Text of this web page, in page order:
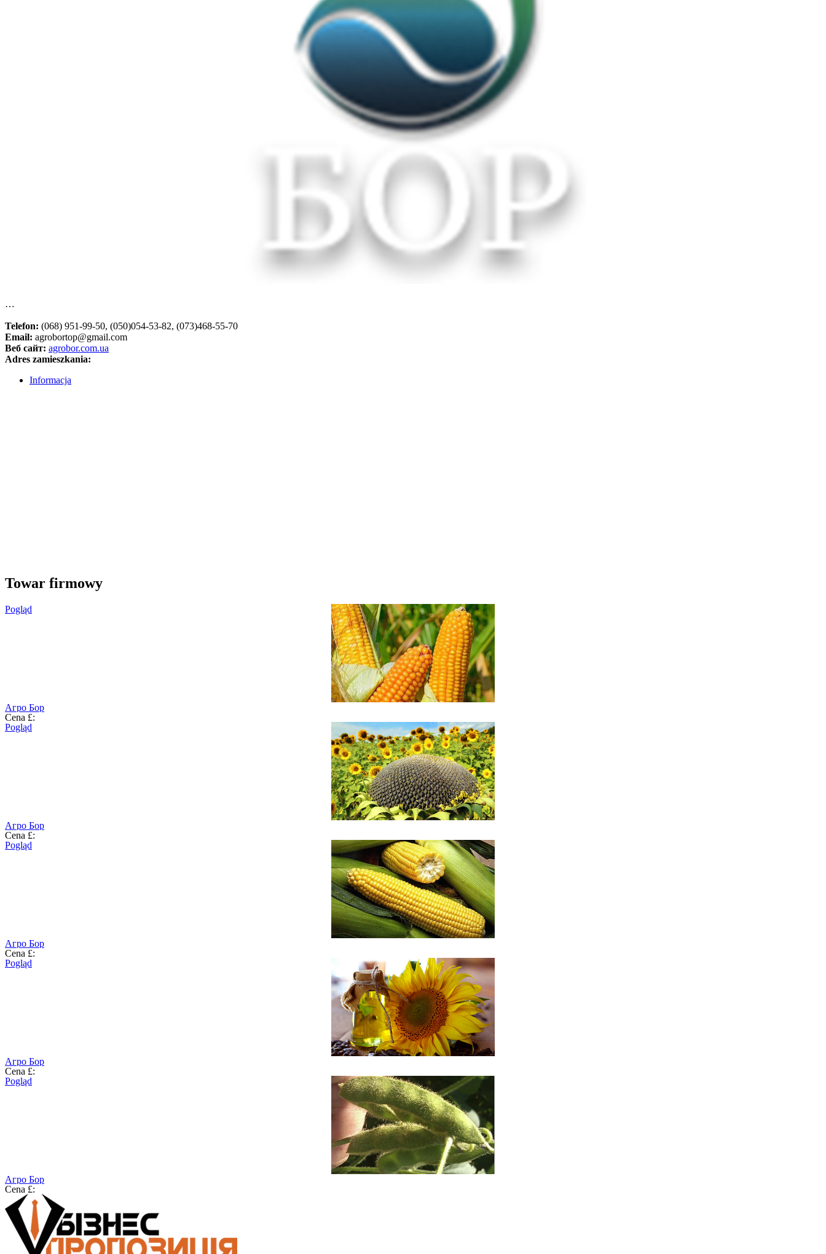
…
Telefon: (068) 951-99-50, (050)054-53-82, (073)468-55-70
Email: agrobortop@gmail.com
Веб сайт: agrobor.com.ua
Adres zamieszkania:
Informacja
Towar firmowy
Pogląd
Агро Бор
Cena £:
Pogląd
Агро Бор
Cena £:
Pogląd
Агро Бор
Cena £:
Pogląd
Агро Бор
Cena £:
Pogląd
Агро Бор
Cena £: